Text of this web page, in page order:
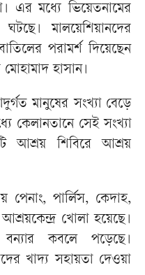
এর মধ্যে ভিয়েতনামের
মালয়েশিয়ানদের
পরামর্শ দিয়েছেন
মোহামাদ হাসান।
মানুষের সংখ্যা বেড়ে
কেলানতানে সেই সংখ্যা
আশ্রয় শিবিরে আশ্রয়
পেনাং, পার্লিস, কেদাহ,
খোলা হয়েছে।
কবলে পড়েছে।
খাদ্য সহায়তা দেওয়া